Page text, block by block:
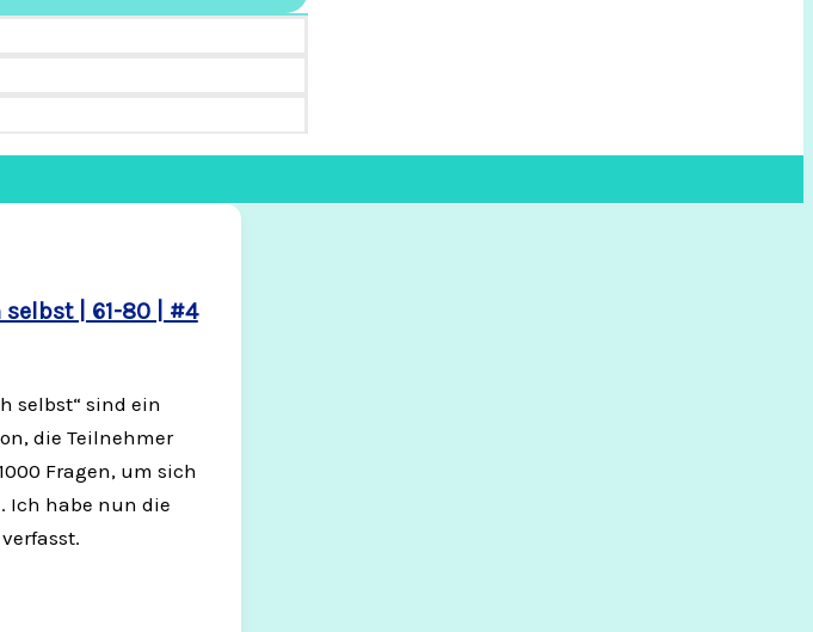
| 61-80 | #4
selbst“ sind ein
die Teilnehmer
Fragen, um sich
Ich habe nun die